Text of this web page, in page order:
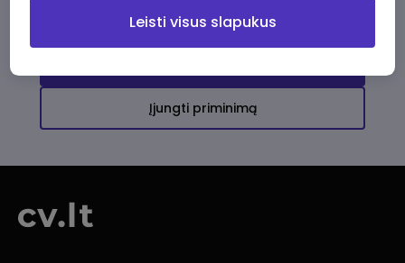
Įjungti priminimą
Leisti visus slapukus